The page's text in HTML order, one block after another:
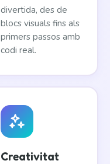
divertida, des de
blocs visuals fins als
primers passos amb
codi real.
Creativitat